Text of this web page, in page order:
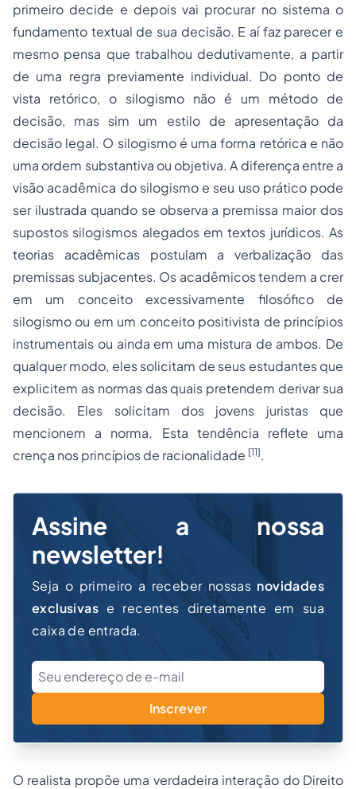
primeiro decide e depois vai procurar no sistema o
fundamento textual de sua decisão. E aí faz parecer e
mesmo pensa que trabalhou dedutivamente, a partir
de uma regra previamente individual. Do ponto de
vista retórico, o silogismo não é um método de
decisão, mas sim um estilo de apresentação da
decisão legal. O silogismo é uma forma retórica e não
uma ordem substantiva ou objetiva. A diferença entre a
visão acadêmica do silogismo e seu uso prático pode
ser ilustrada quando se observa a premissa maior dos
supostos silogismos alegados em textos jurídicos. As
teorias acadêmicas postulam a verbalização das
premissas subjacentes. Os acadêmicos tendem a crer
em um conceito excessivamente filosófico de
silogismo ou em um conceito positivista de princípios
instrumentais ou ainda em uma mistura de ambos. De
qualquer modo, eles solicitam de seus estudantes que
explicitem as normas das quais pretendem derivar sua
decisão. Eles solicitam dos jovens juristas que
mencionem a norma. Esta tendência reflete uma
crença nos princípios de racionalidade [11].
Assine a nossa
newsletter!
Seja o primeiro a receber nossas novidades
exclusivas e recentes diretamente em sua
caixa de entrada.
Inscrever
O realista propõe uma verdadeira interação do Direito